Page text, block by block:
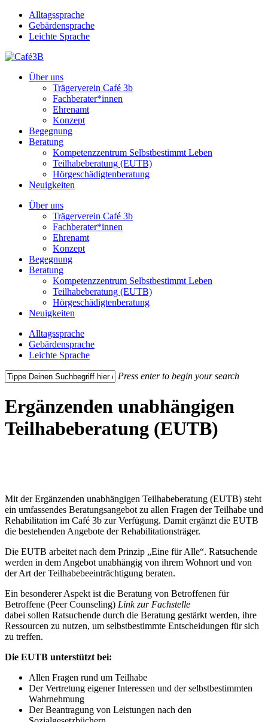
Skip
main
Alltagssprache
Gebärdensprache
Leichte Sprache
Menu
Über uns
Trägerverein Café 3b
Fachberater*innen
Ehrenamt
Konzept
Begegnung
Beratung
Kompetenzzentrum Selbstbestimmt Leben
Teilhabeberatung (EUTB)
Hörgeschädigtenberatung
Neuigkeiten
Über uns
Trägerverein Café 3b
Fachberater*innen
Ehrenamt
Konzept
Begegnung
Beratung
Kompetenzzentrum Selbstbestimmt Leben
Teilhabeberatung (EUTB)
Hörgeschädigtenberatung
Neuigkeiten
Alltagssprache
Gebärdensprache
Leichte Sprache
Press enter to begin your search
Search
Ergänzenden unabhängigen
Teilhabeberatung (EUTB)
Mit der Ergänzenden unabhängigen Teilhabeberatung (EUTB) steht
ein umfassendes Beratungsangebot zu allen Fragen der Teilhabe und
Rehabilitation im Café 3b zur Verfügung. Damit ergänzt die EUTB
die bestehenden Angebote der Rehabilitationsträger.
Die EUTB arbeitet nach dem Prinzip „Eine für Alle“. Ratsuchende
werden in dem Angebot unabhängig von ihrem Wohnort und von
der Art der Teilhabebeeinträchtigung beraten.
Ein besonderer Aspekt ist die Beratung von Betroffenen für
Betroffene (Peer Counseling) Link zur Fachstelle
dabei sollen Ratsuchende durch die Beratung gestärkt werden, ihre
Ressourcen zu nutzen, um selbstbestimmte Entscheidungen für sich
zu treffen.
Die EUTB unterstützt bei:
Allen Fragen rund um Teilhabe
Der Vertretung eigener Interessen und der selbstbestimmten
Wahrnehmung
Der Beantragung von Leistungen nach den